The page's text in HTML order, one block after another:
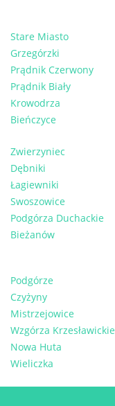
Stare Miasto
Grzegórzki
Prądnik Czerwony
Prądnik Biały
Krowodrza
Bieńczyce
Zwierzyniec
Dębniki
Łagiewniki
Swoszowice
Podgórza Duchackie
Bieżanów
Podgórze
Czyżyny
Mistrzejowice
Wzgórza Krzesławickie
Nowa Huta
Wieliczka